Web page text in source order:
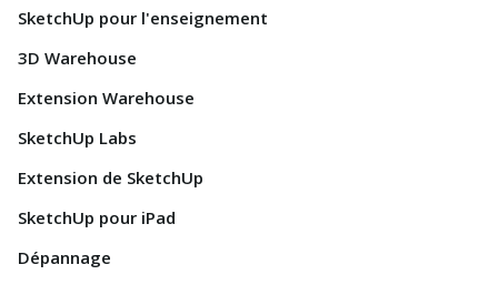
SketchUp pour l'enseignement
3D Warehouse
Extension Warehouse
SketchUp Labs
Extension de SketchUp
SketchUp pour iPad
Dépannage